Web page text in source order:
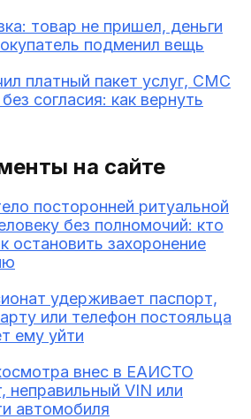
товар не пришел, деньги
подменил вещь
платный пакет услуг, СМС
согласия: как вернуть
на сайте
посторонней ритуальной
без полномочий: кто
остановить захоронение
удерживает паспорт,
или телефон постояльца
ему уйти
внес в ЕАИСТО
неправильный VIN или
автомобиля